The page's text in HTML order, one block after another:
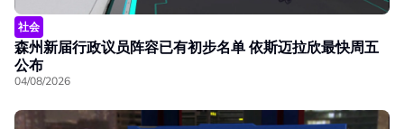
社会
森州新届行政议员阵容已有初步名单 依斯迈拉欣最快周五
公布
04/08/2026